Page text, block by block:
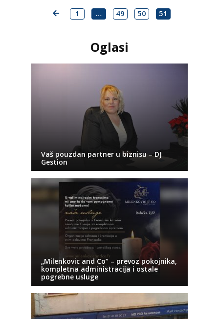
1 … 49 50 51
Oglasi
Vaš pouzdan partner u biznisu – DJ
Gestion
„Milenkovic and Co“ – prevoz pokojnika,
kompletna administracija i ostale
pogrebne usluge